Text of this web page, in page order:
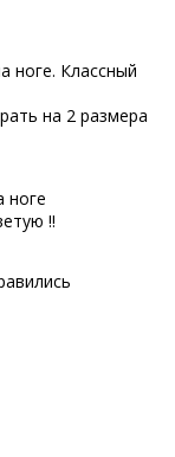
ноге. Классный
на 2 размера
ноге
!!